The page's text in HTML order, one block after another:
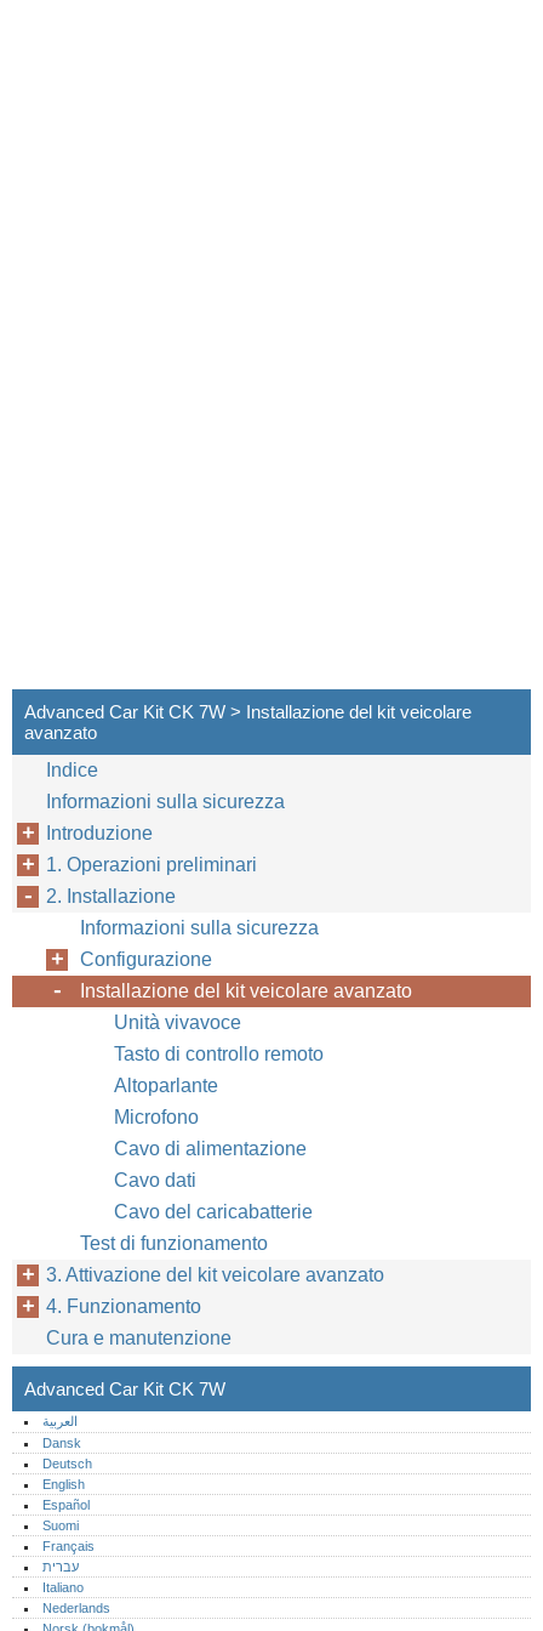
Advanced Car Kit CK 7W > Installazione del kit veicolare
avanzato
Indice
Informazioni sulla sicurezza
Introduzione
1. Operazioni preliminari
2. Installazione
Informazioni sulla sicurezza
Configurazione
Installazione del kit veicolare avanzato
Unità vivavoce
Tasto di controllo remoto
Altoparlante
Microfono
Cavo di alimentazione
Cavo dati
Cavo del caricabatterie
Test di funzionamento
3. Attivazione del kit veicolare avanzato
4. Funzionamento
Cura e manutenzione
Advanced Car Kit CK 7W
العربية
Dansk
Deutsch
English
Español
Suomi
Français
עברית
Italiano
Nederlands